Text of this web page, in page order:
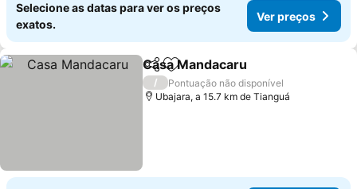
Selecione as datas para ver os preços
exatos.
Ver preços
PartilharAdicionar aos favoritos
Casa Mandacaru
/
Pontuação não disponível
Ubajara, a 15.7 km de Tianguá